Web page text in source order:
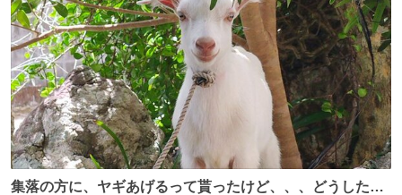
数
集落の方に、ヤギあげるって貰ったけど、、、どうしたら